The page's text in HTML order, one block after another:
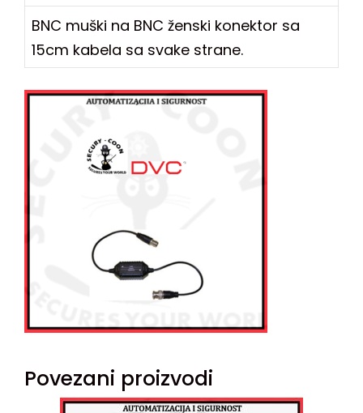
BNC muški na BNC ženski konektor sa
15cm kabela sa svake strane.
Povezani proizvodi